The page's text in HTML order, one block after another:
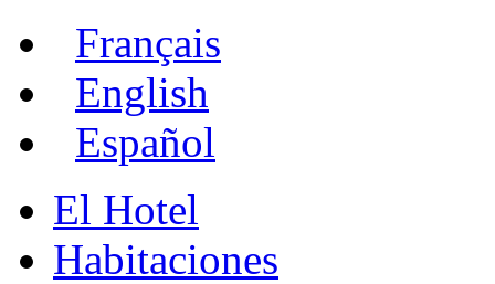
Français
English
Español
El Hotel
Habitaciones